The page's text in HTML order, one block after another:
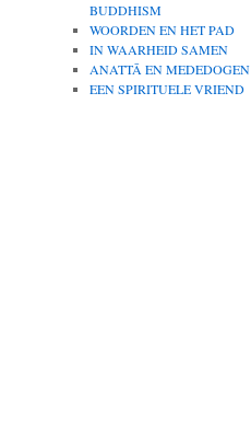
BUDDHISM
WOORDEN EN HET PAD
IN WAARHEID SAMEN
ANATTĀ EN MEDEDOGEN
EEN SPIRITUELE VRIEND